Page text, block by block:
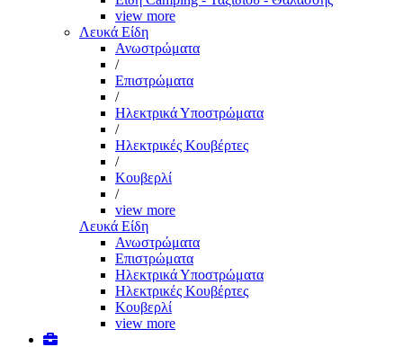
view more
Λευκά Είδη
Ανωστρώματα
/
Επιστρώματα
/
Ηλεκτρικά Υποστρώματα
/
Ηλεκτρικές Κουβέρτες
/
Κουβερλί
/
view more
Λευκά Είδη
Ανωστρώματα
Επιστρώματα
Ηλεκτρικά Υποστρώματα
Ηλεκτρικές Κουβέρτες
Κουβερλί
view more